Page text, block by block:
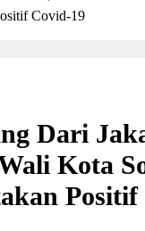
Covid-19
Dari
Kota
Positif